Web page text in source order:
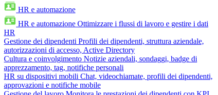
HR e automazione
HR e automazione Ottimizzare i flussi di lavoro e gestire i dati
HR
Gestione dei dipendenti Profili dei dipendenti, struttura aziendale,
autorizzazioni di accesso, Active Directory
Cultura e coinvolgimento Notizie aziendali, sondaggi, badge di
apprezzamento, tag, notifiche personali
HR su dispositivi mobili Chat, videochiamate, profili dei dipendenti,
approvazioni e notifiche mobile